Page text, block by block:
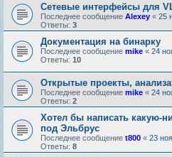
Сетевые интерфейсы для
Последнее сообщение Alexey « 25
Ответы: 3
Документация на бинарку
Последнее сообщение mike « 24
Ответы: 10
Открытые проекты,
Последнее сообщение mike « 24
Ответы: 2
Хотел бы написать какую-
под Эльбрус
Последнее сообщение t800 « 23
Ответы: 8